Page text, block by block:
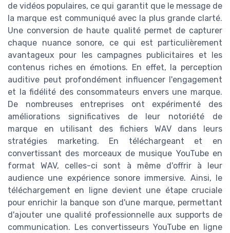
de vidéos populaires, ce qui garantit que le message de
la marque est communiqué avec la plus grande clarté.
Une conversion de haute qualité permet de capturer
chaque nuance sonore, ce qui est particulièrement
avantageux pour les campagnes publicitaires et les
contenus riches en émotions. En effet, la perception
auditive peut profondément influencer l'engagement
et la fidélité des consommateurs envers une marque.
De nombreuses entreprises ont expérimenté des
améliorations significatives de leur notoriété de
marque en utilisant des fichiers WAV dans leurs
stratégies marketing. En téléchargeant et en
convertissant des morceaux de musique YouTube en
format WAV, celles-ci sont à même d'offrir à leur
audience une expérience sonore immersive. Ainsi, le
téléchargement en ligne devient une étape cruciale
pour enrichir la banque son d'une marque, permettant
d'ajouter une qualité professionnelle aux supports de
communication. Les convertisseurs YouTube en ligne